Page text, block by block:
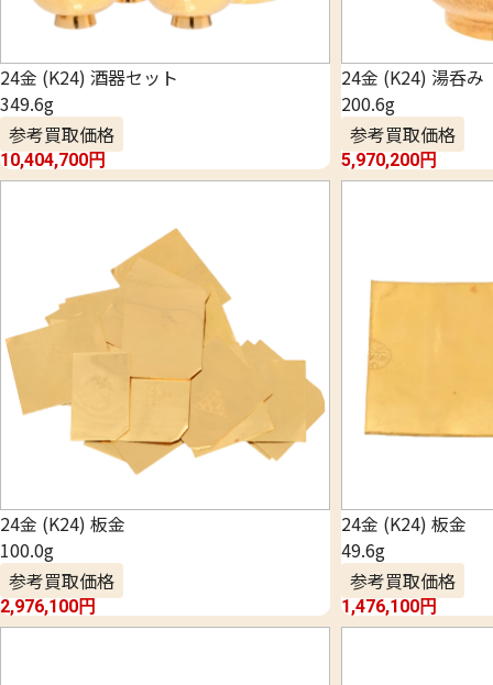
24金 (K24) 酒器セット
349.6g
参考買取価格
10,404,700円
24金 (K24) 湯呑み
200.6g
参考買取価格
5,970,200円
24金 (K24) 板金
100.0g
参考買取価格
2,976,100円
24金 (K24) 板金
49.6g
参考買取価格
1,476,100円